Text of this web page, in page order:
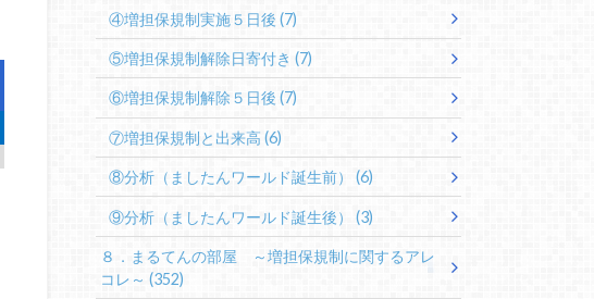
④増担保規制実施５日後 (7)
⑤増担保規制解除日寄付き (7)
⑥増担保規制解除５日後 (7)
⑦増担保規制と出来高 (6)
⑧分析（ましたんワールド誕生前） (6)
⑨分析（ましたんワールド誕生後） (3)
８．まるてんの部屋 ～増担保規制に関するアレ
コレ～(352)